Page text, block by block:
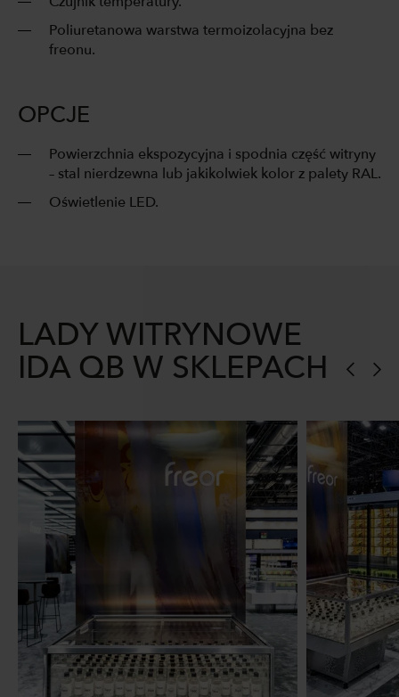
Poliuretanowa warstwa termoizolacyjna bez
freonu.
OPCJE
Powierzchnia ekspozycyjna i spodnia część witryny
– stal nierdzewna lub jakikolwiek kolor z palety RAL.
Oświetlenie LED.
LADY WITRYNOWE
IDA QB W SKLEPACH